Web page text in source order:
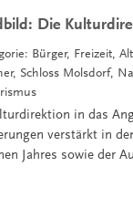
Die
Bürger, Freizeit,
Schloss Molsdorf,
in das
verstärkt in
Jahres sowie der